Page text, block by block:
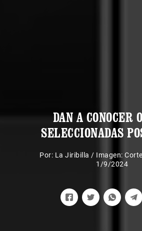
DAN A CONOCER
SELECCIONADAS
Por: La Jiribilla / Imagen:
1/9/2024